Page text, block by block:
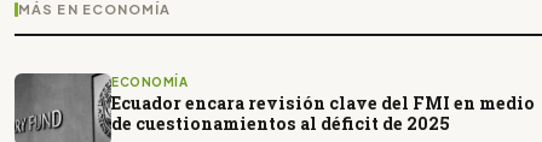
MÁS EN ECONOMÍA
ECONOMÍA
Ecuador encara revisión clave del FMI en medio
de cuestionamientos al déficit de 2025